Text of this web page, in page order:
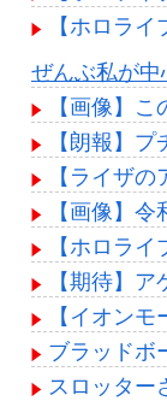
【ホロラ
Powered by
ぜんぶ私が
【画像】
【朗報】
【ライザ
【画像】
【ホロラ
【期待】
【イオン
ブラッドボ
スロッター